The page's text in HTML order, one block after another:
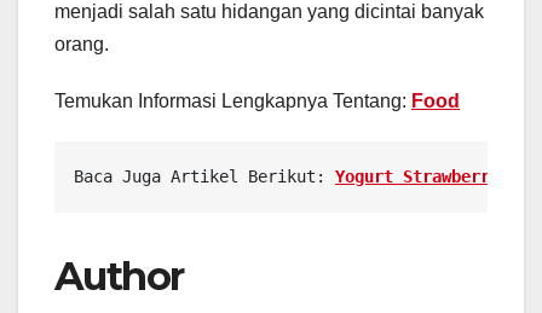
menjadi salah satu hidangan yang dicintai banyak
orang.
Temukan Informasi Lengkapnya Tentang: Food
Baca Juga Artikel Berikut: Yogurt Strawberry
Author